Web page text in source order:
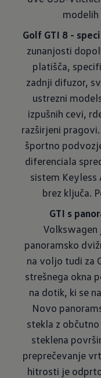
modelih
Golf GTI 8 -
zunanjosti
platišča,
zadnji difuzor,
ustrezni
izpušnih cevi,
razširjeni
športno
diferenciala
sistem Keyless
brez ključa.
GTI s
Volkswagen
panoramsko
na voljo tudi za
strešnega okna
na dotik, ki se
Novo
stekla z
steklena
preprečevanje
hitrosti je